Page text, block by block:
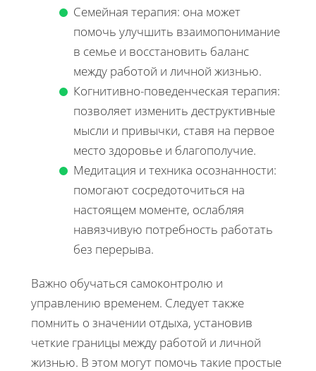
Семейная терапия: она может
помочь улучшить взаимопонимание
в семье и восстановить баланс
между работой и личной жизнью.
Когнитивно-поведенческая терапия:
позволяет изменить деструктивные
мысли и привычки, ставя на первое
место здоровье и благополучие.
Медитация и техника осознанности:
помогают сосредоточиться на
настоящем моменте, ослабляя
навязчивую потребность работать
без перерыва.
Важно обучаться самоконтролю и
управлению временем. Следует также
помнить о значении отдыха, установив
четкие границы между работой и личной
жизнью. В этом могут помочь такие простые